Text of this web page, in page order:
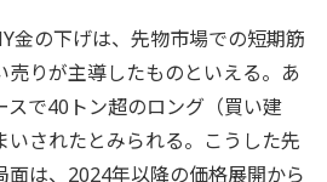
金の下げは、先物市場での短期筋
売りが主導したものといえる。あ
スで40トン超のロング（買い建
いされたとみられる。こうした先
面は、2024年以降の価格展開から